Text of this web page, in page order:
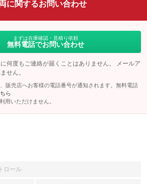
に関するお問い合わせ
まずは在庫確認・見積り依頼
無料電話でお問い合わせ
何度もご連絡が届くことはありません。 メールア
せん。
販売店へお客様の電話番号が通知されます。無料電話
ら
用いただけません。
ロール